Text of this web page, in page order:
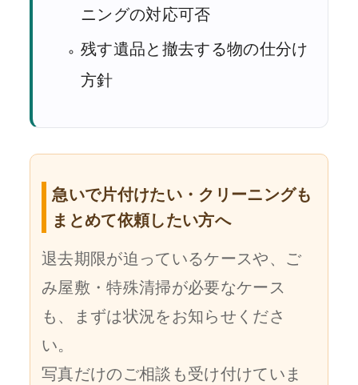
ニングの対応可否
残す遺品と撤去する物の仕分け
方針
急いで片付けたい・クリーニングも
まとめて依頼したい方へ
退去期限が迫っているケースや、ご
み屋敷・特殊清掃が必要なケース
も、まずは状況をお知らせくださ
い。
写真だけのご相談も受け付けていま